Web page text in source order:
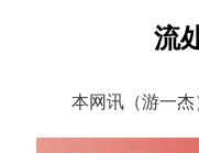
流
本网讯（游一杰